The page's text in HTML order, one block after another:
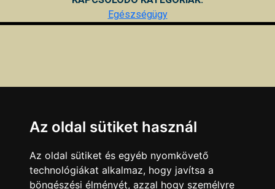
Egészségügy
Az oldal sütiket használ
Az oldal sütiket és egyéb nyomkövető
technológiákat alkalmaz, hogy javítsa a
böngészési élményét, azzal hogy személyre